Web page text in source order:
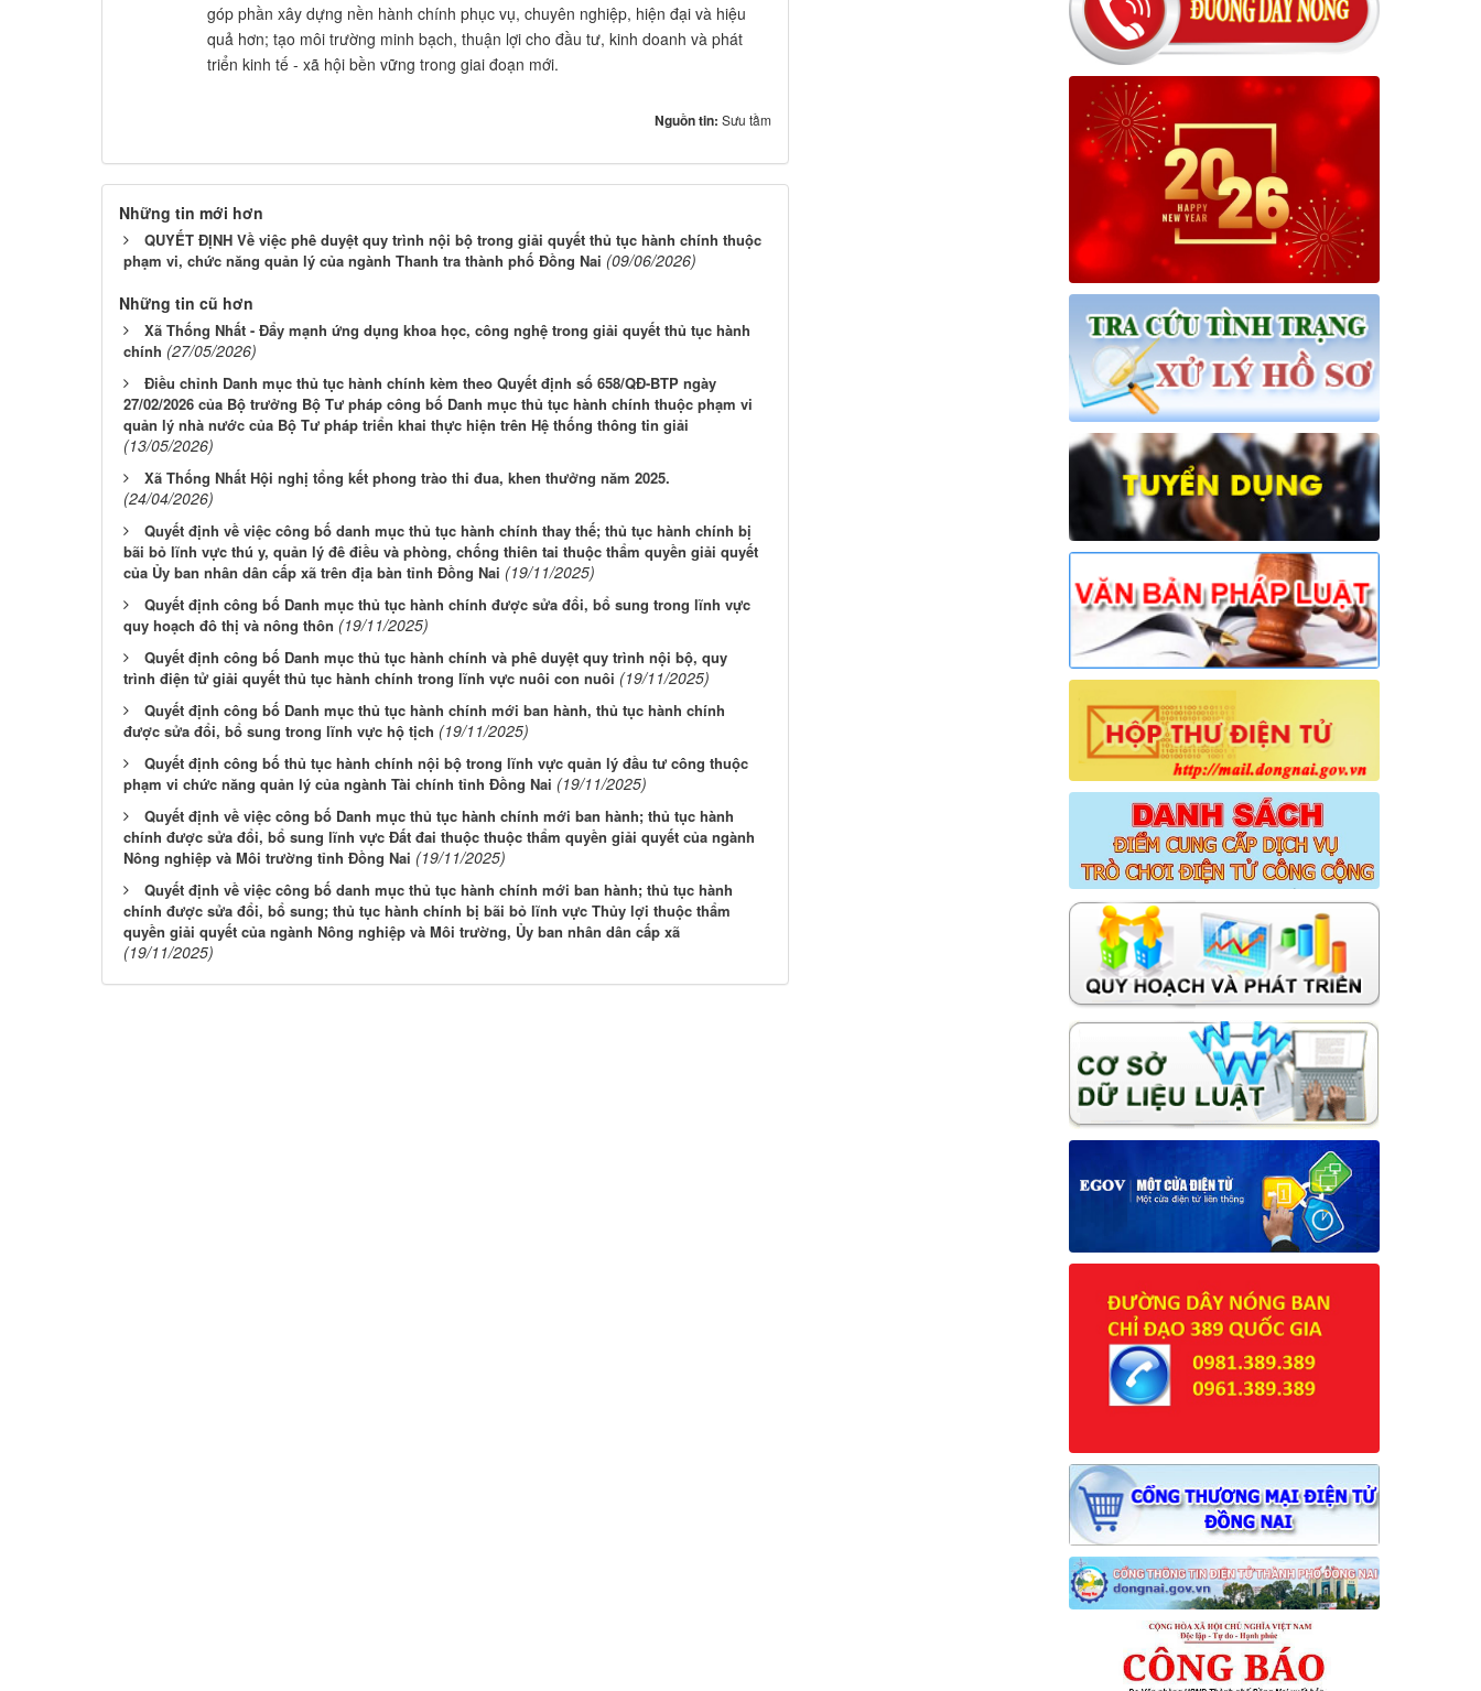
góp phần xây dựng nền hành chính phục vụ, chuyên nghiệp, hiện đại và hiệu
quả hơn; tạo môi trường minh bạch, thuận lợi cho đầu tư, kinh doanh và phát
triển kinh tế - xã hội bền vững trong giai đoạn mới.
Nguồn tin: Sưu tầm
Những tin mới hơn
QUYẾT ĐỊNH Về việc phê duyệt quy trình nội bộ trong giải quyết thủ tục hành chính thuộc
phạm vi, chức năng quản lý của ngành Thanh tra thành phố Đồng Nai (09/06/2026)
Những tin cũ hơn
Xã Thống Nhất - Đẩy mạnh ứng dụng khoa học, công nghệ trong giải quyết thủ tục hành
chính (27/05/2026)
Điều chỉnh Danh mục thủ tục hành chính kèm theo Quyết định số 658/QĐ-BTP ngày
27/02/2026 của Bộ trưởng Bộ Tư pháp công bố Danh mục thủ tục hành chính thuộc phạm vi
quản lý nhà nước của Bộ Tư pháp triển khai thực hiện trên Hệ thống thông tin giải
(13/05/2026)
Xã Thống Nhất Hội nghị tổng kết phong trào thi đua, khen thưởng năm 2025.
(24/04/2026)
Quyết định về việc công bố danh mục thủ tục hành chính thay thế; thủ tục hành chính bị
bãi bỏ lĩnh vực thú y, quản lý đê điều và phòng, chống thiên tai thuộc thẩm quyền giải quyết
của Ủy ban nhân dân cấp xã trên địa bàn tỉnh Đồng Nai (19/11/2025)
Quyết định công bố Danh mục thủ tục hành chính được sửa đổi, bổ sung trong lĩnh vực
quy hoạch đô thị và nông thôn (19/11/2025)
Quyết định công bố Danh mục thủ tục hành chính và phê duyệt quy trình nội bộ, quy
trình điện tử giải quyết thủ tục hành chính trong lĩnh vực nuôi con nuôi (19/11/2025)
Quyết định công bố Danh mục thủ tục hành chính mới ban hành, thủ tục hành chính
được sửa đổi, bổ sung trong lĩnh vực hộ tịch (19/11/2025)
Quyết định công bố thủ tục hành chính nội bộ trong lĩnh vực quản lý đầu tư công thuộc
phạm vi chức năng quản lý của ngành Tài chính tỉnh Đồng Nai (19/11/2025)
Quyết định về việc công bố Danh mục thủ tục hành chính mới ban hành; thủ tục hành
chính được sửa đổi, bổ sung lĩnh vực Đất đai thuộc thuộc thẩm quyền giải quyết của ngành
Nông nghiệp và Môi trường tỉnh Đồng Nai (19/11/2025)
Quyết định về việc công bố danh mục thủ tục hành chính mới ban hành; thủ tục hành
chính được sửa đổi, bổ sung; thủ tục hành chính bị bãi bỏ lĩnh vực Thủy lợi thuộc thẩm
quyền giải quyết của ngành Nông nghiệp và Môi trường, Ủy ban nhân dân cấp xã
(19/11/2025)